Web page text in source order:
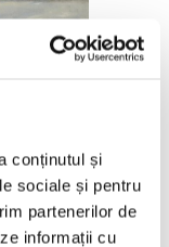
conținutul și
sociale și pentru
partenerilor de
informații cu